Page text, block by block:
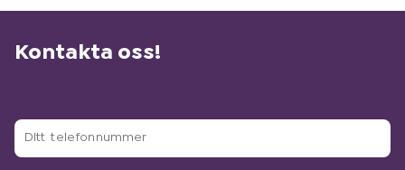
Kontakta oss!
D